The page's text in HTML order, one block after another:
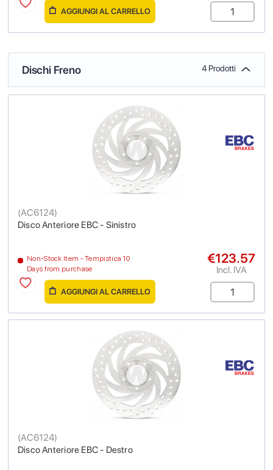
AGGIUNGI AL CARRELLO
Dischi Freno 4 Prodotti
Disco Anteriore EBC - Sinistro
(AC6124)
Non-Stock Item - Tempistica 10
Days from purchase
€123.57
Incl. IVA
AGGIUNGI AL CARRELLO
Disco Anteriore EBC - Destro
(AC6124)